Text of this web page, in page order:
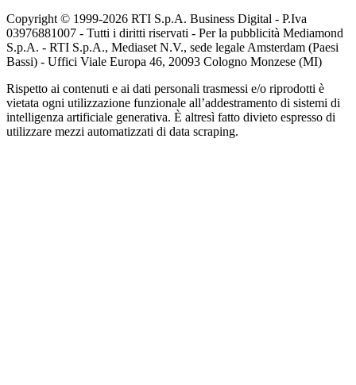
Copyright © 1999-2026 RTI S.p.A. Business Digital - P.Iva
03976881007 - Tutti i diritti riservati - Per la pubblicità Mediamond
S.p.A. - RTI S.p.A., Mediaset N.V., sede legale Amsterdam (Paesi
Bassi) - Uffici Viale Europa 46, 20093 Cologno Monzese (MI)
Rispetto ai contenuti e ai dati personali trasmessi e/o riprodotti è
vietata ogni utilizzazione funzionale all’addestramento di sistemi di
intelligenza artificiale generativa. È altresì fatto divieto espresso di
utilizzare mezzi automatizzati di data scraping.